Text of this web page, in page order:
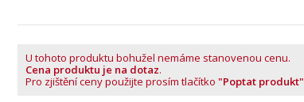
U tohoto produktu bohužel nemáme stanovenou cenu.
Cena produktu je na dotaz.
Pro zjištění ceny použijte prosím tlačítko "Poptat produkt"